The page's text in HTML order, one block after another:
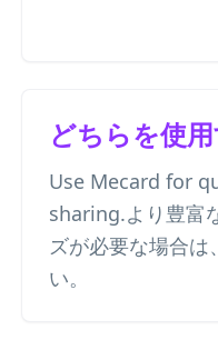
どちらを使
Use Mecard for
sharing.より豊富
ズが必要な場合は
い。